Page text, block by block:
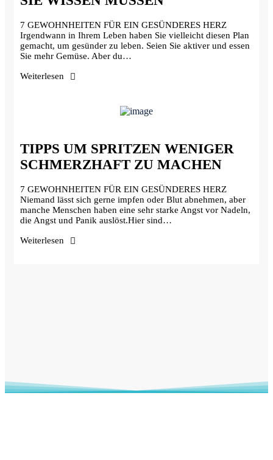
7 GEWOHNHEITEN FÜR EIN GESÜNDERES HERZ
Irgendwann in Ihrem Leben haben Sie vielleicht diesen Plan
gemacht, um gesünder zu leben. Seien Sie aktiver und essen
Sie mehr Gemüse. Aber du…
Weiterlesen
TIPPS UM SPRITZEN WENIGER
SCHMERZHAFT ZU MACHEN
7 GEWOHNHEITEN FÜR EIN GESÜNDERES HERZ
Niemand lässt sich gerne impfen oder Blut abnehmen, aber
manche Menschen haben eine sehr starke Angst vor Nadeln,
die Angst und Panik auslöst.Hier sind…
Weiterlesen